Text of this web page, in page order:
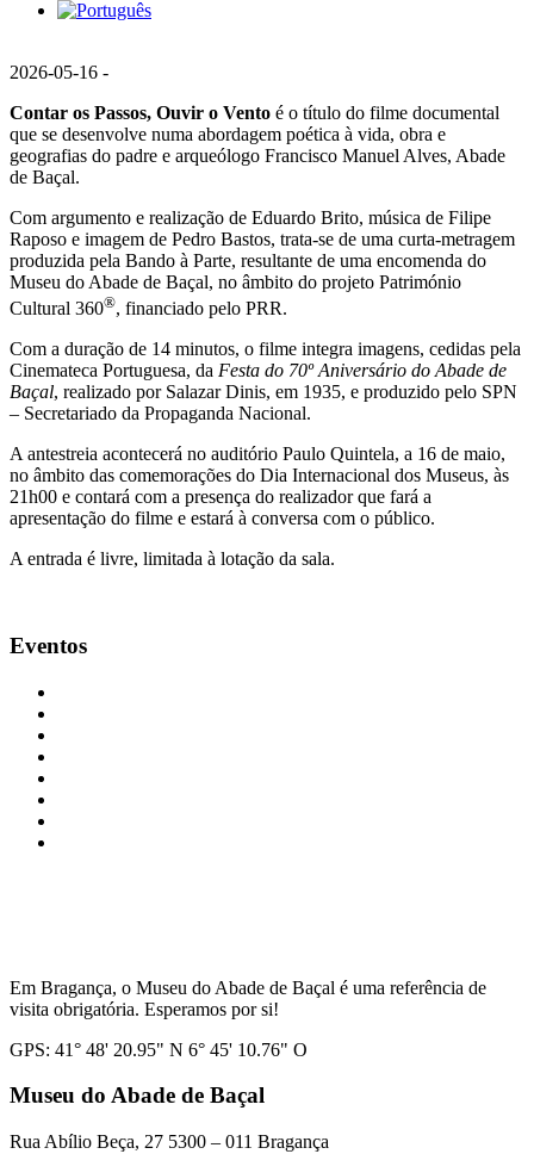
2026-05-16 -
Contar os Passos, Ouvir o Vento é o título do filme documental
que se desenvolve numa abordagem poética à vida, obra e
geografias do padre e arqueólogo Francisco Manuel Alves, Abade
de Baçal.
Com argumento e realização de Eduardo Brito, música de Filipe
Raposo e imagem de Pedro Bastos, trata-se de uma curta-metragem
produzida pela Bando à Parte, resultante de uma encomenda do
Museu do Abade de Baçal, no âmbito do projeto Património
Cultural 360®, financiado pelo PRR.
Com a duração de 14 minutos, o filme integra imagens, cedidas pela
Cinemateca Portuguesa, da Festa do 70º Aniversário do Abade de
Baçal, realizado por Salazar Dinis, em 1935, e produzido pelo SPN
– Secretariado da Propaganda Nacional.
A antestreia acontecerá no auditório Paulo Quintela, a 16 de maio,
no âmbito das comemorações do Dia Internacional dos Museus, às
21h00 e contará com a presença do realizador que fará a
apresentação do filme e estará à conversa com o público.
A entrada é livre, limitada à lotação da sala.
Eventos
Em Bragança, o Museu do Abade de Baçal é uma referência de
visita obrigatória. Esperamos por si!
GPS: 41° 48' 20.95" N 6° 45' 10.76" O
Museu do Abade de Baçal
Rua Abílio Beça, 27 5300 – 011 Bragança